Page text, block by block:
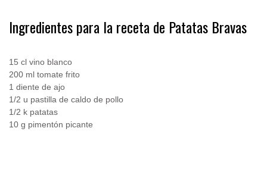
Ingredientes para la receta de Patatas Bravas
15 cl vino blanco
200 ml tomate frito
1 diente de ajo
1/2 u pastilla de caldo de pollo
1/2 k patatas
10 g pimentón picante